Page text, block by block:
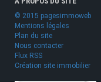
© 2015 pagesimmoweb
Mentions légales
Plan du site
Nous contacter
Flux RSS
Création site immobilier